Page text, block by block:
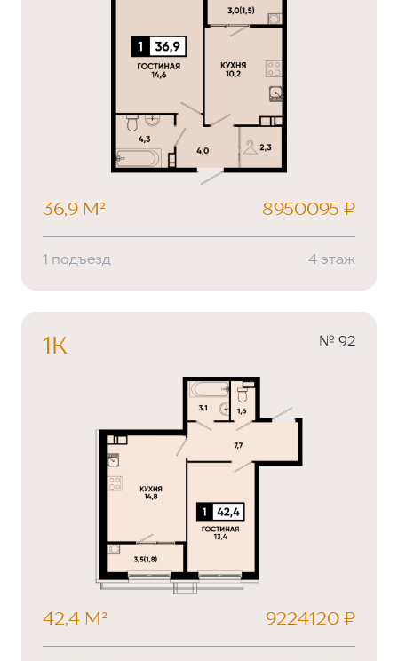
36,9 М² 8950095 ₽
1 подъезд 4 этаж
1К № 92
42,4 М² 9224120 ₽